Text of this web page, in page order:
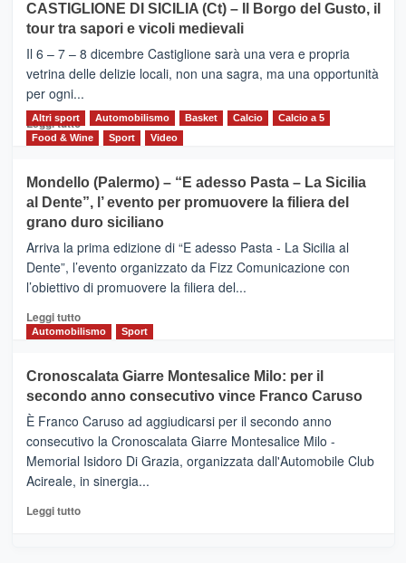
MOIO
ALCANTARA
–
Vivicittà,
alla
scoperta
del
territorio,
e
messaggi
di
CASTIGLIONE DI SICILIA (Ct) – Il Borgo del Gusto, il
tour tra sapori e vicoli medievali
Il 6 – 7 – 8 dicembre Castiglione sarà una vera e propria
vetrina delle delizie locali, non una sagra, ma una opportunità
per ogni...
Leggi tuttoLeggi
di
CASTIGLIONE
DI
SICILIA
(Ct)
–
Il
Borgo
Gusto,
il
tra
sapori
vicoli
medievali
Altri sport Automobilismo Basket Calcio
Calcio a 5
Food & Wine
Sport Video
Mondello (Palermo) – “E adesso Pasta – La Sicilia
al Dente”, l’ evento per promuovere la filiera del
grano duro siciliano
Arriva la prima edizione di “E adesso Pasta - La Sicilia al
Dente”, l’evento organizzato da Fizz Comunicazione con
l’obiettivo di promuovere la filiera del...
Leggi tuttoLeggi
di
Mondello
(Palermo)
–
“E
adesso
Pasta
–
Sicilia
Automobilismo Sport
Cronoscalata Giarre Montesalice Milo: per il
secondo anno consecutivo vince Franco Caruso
È Franco Caruso ad aggiudicarsi per il secondo anno
consecutivo la Cronoscalata Giarre Montesalice Milo -
Memorial Isidoro Di Grazia, organizzata dall'Automobile Club
Acireale, in sinergia...
Leggi tuttoLeggi